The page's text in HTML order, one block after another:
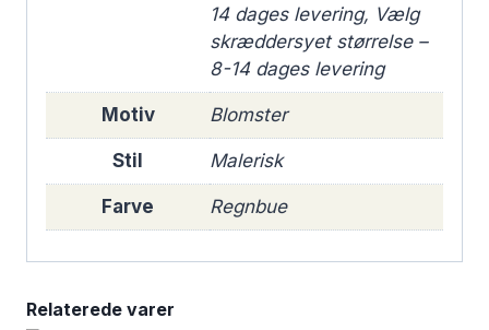
14 dages levering, Vælg
skræddersyet størrelse –
8-14 dages levering
Motiv Blomster
Stil Malerisk
Farve Regnbue
Relaterede varer